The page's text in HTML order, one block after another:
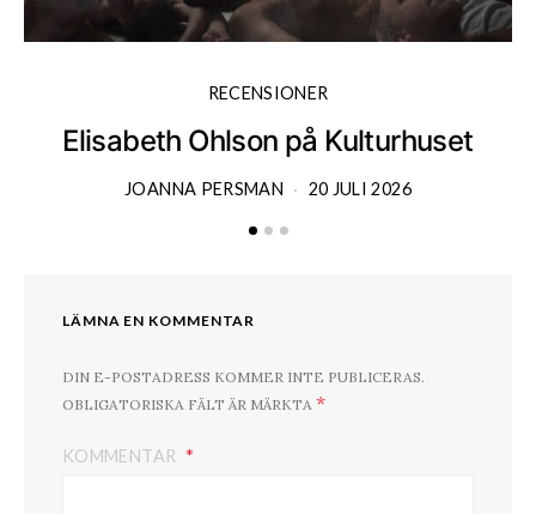
RECENSIONER
Elisabeth Ohlson på Kulturhuset
JOANNA PERSMAN 20 JULI 2026
LÄMNA EN KOMMENTAR
DIN E-POSTADRESS KOMMER INTE PUBLICERAS.
OBLIGATORISKA FÄLT ÄR MÄRKTA *
KOMMENTAR